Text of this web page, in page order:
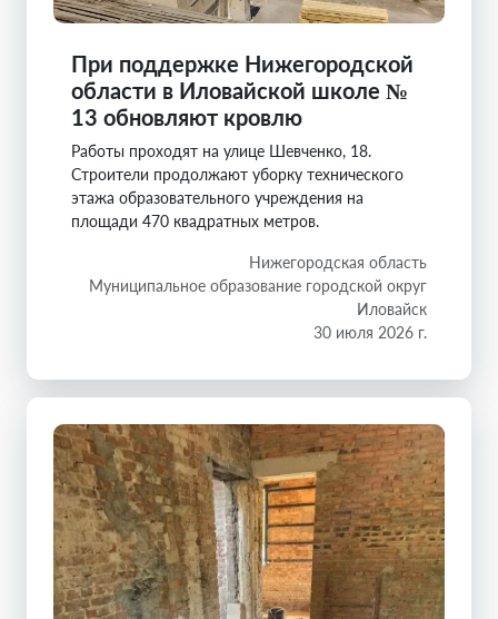
При поддержке Нижегородской
области в Иловайской школе №
13 обновляют кровлю
Работы проходят на улице Шевченко, 18.
Строители продолжают уборку технического
этажа образовательного учреждения на
площади 470 квадратных метров.
Нижегородская область
Муниципальное образование городской округ
Иловайск
30 июля 2026 г.